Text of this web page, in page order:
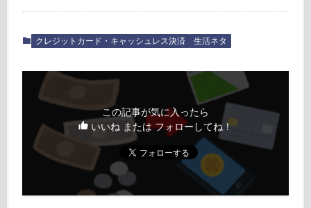
クレジットカード・キャッシュレス決済 生活ネタ
この記事が気に入ったら
いいね または フォローしてね！